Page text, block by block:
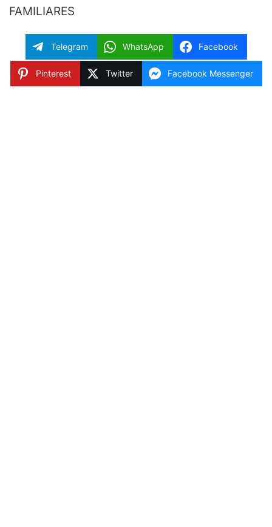
FAMILIARES
Telegram WhatsApp Facebook
Pinterest Twitter Facebook Messenger